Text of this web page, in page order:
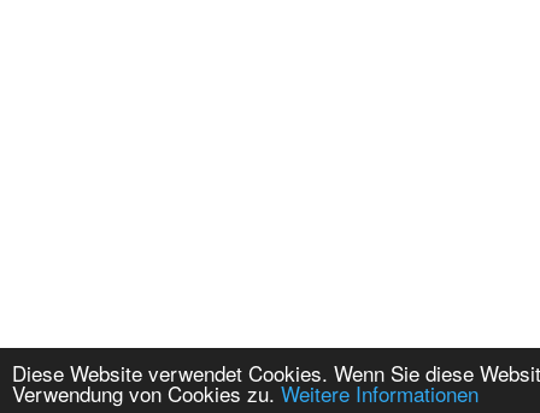
Diese Website verwendet Cookies. Wenn Sie diese
Verwendung von Cookies zu. Weitere Informationen